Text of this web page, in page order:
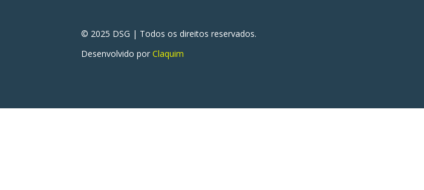
© 2025 DSG | Todos os direitos reservados.
Desenvolvido porClaquim